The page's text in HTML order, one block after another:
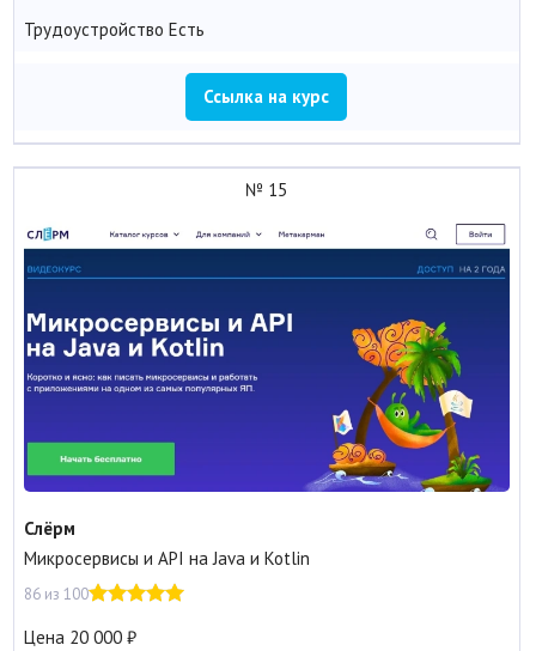
Трудоустройство Есть
Ссылка на курс
№ 15
Слёрм
Микросервисы и API на Java и Kotlin
86 из 100
Цена 20 000